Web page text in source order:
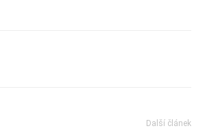
Další článek